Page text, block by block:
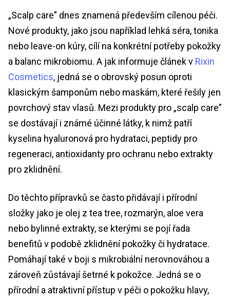
„Scalp care” dnes znamená především cílenou péči.
Nové produkty, jako jsou například lehká séra, tonika
nebo leave-on kúry, cílí na konkrétní potřeby pokožky
a balanc mikrobiomu. A jak informuje článek v Rixin
Cosmetics, jedná se o obrovský posun oproti
klasickým šamponům nebo maskám, které řešily jen
povrchový stav vlasů. Mezi produkty pro „scalp care”
se dostávají i známé účinné látky, k nimž patří
kyselina hyaluronová pro hydrataci, peptidy pro
regeneraci, antioxidanty pro ochranu nebo extrakty
pro zklidnění.
Do těchto přípravků se často přidávají i přírodní
složky jako je olej z tea tree, rozmarýn, aloe vera
nebo bylinné extrakty, se kterými se pojí řada
benefitů v podobě zklidnění pokožky či hydratace.
Pomáhají také v boji s mikrobiální nerovnováhou a
zároveň zůstávají šetrné k pokožce. Jedná se o
přírodní a atraktivní přístup v péči o pokožku hlavy,